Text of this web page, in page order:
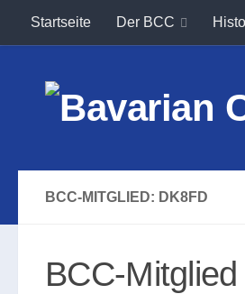
Unter dem Inhalt
Startseite Der BCC
BCC-MITGLIED: DK8FD
BCC-